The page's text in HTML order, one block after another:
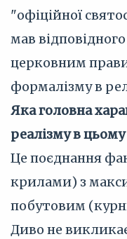
"офіційної
мав
церковним
формалізму в
Яка головна
реалізму в цьому
Це поєднання
крилами) з
побутовим
Диво не